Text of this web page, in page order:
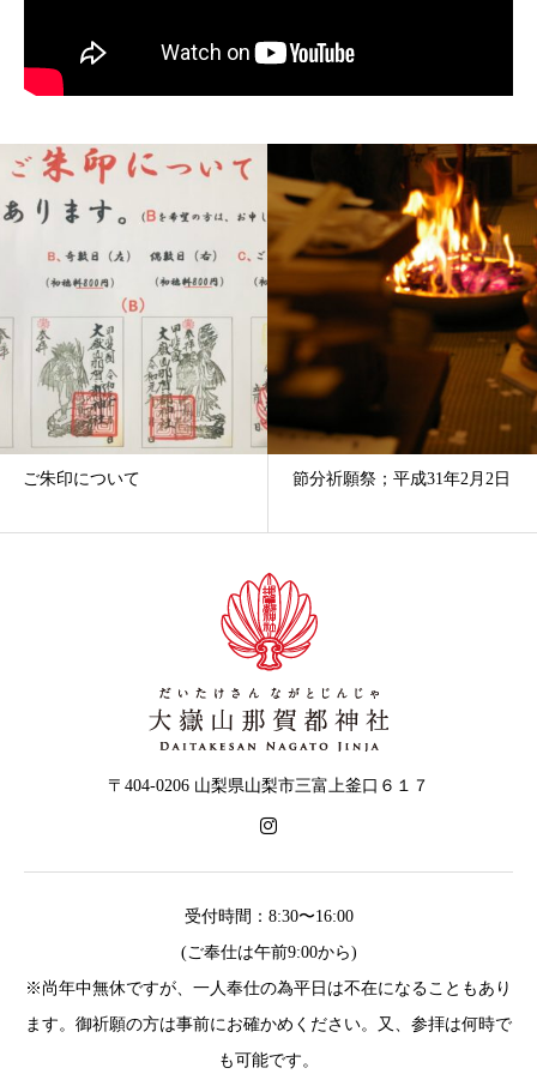
ご朱印について 節分祈願祭；平成31年2月2日
〒404-0206 山梨県山梨市三富上釜口６１７
受付時間：8:30〜16:00
(ご奉仕は午前9:00から)
※尚年中無休ですが、一人奉仕の為平日は不在になることもあり
ます。御祈願の方は事前にお確かめください。又、参拝は何時で
も可能です。